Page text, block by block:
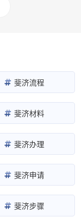
斐济流程
斐济材料
斐济办理
斐济申请
斐济步骤